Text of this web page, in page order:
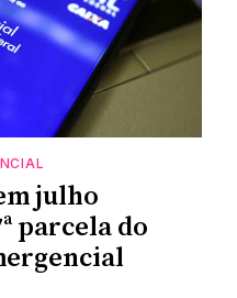
julho
parcela do